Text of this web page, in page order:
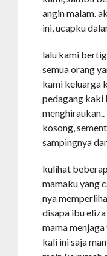
angin malam.
ini, ucapku
lalu kami
semua orang
kami keluarga
pedagang kaki
kosong,
sampingnya
kulihat
mamaku yang
nya
disapa ibu
mama
kali ini saja